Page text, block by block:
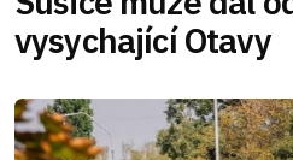
vysychající Otavy